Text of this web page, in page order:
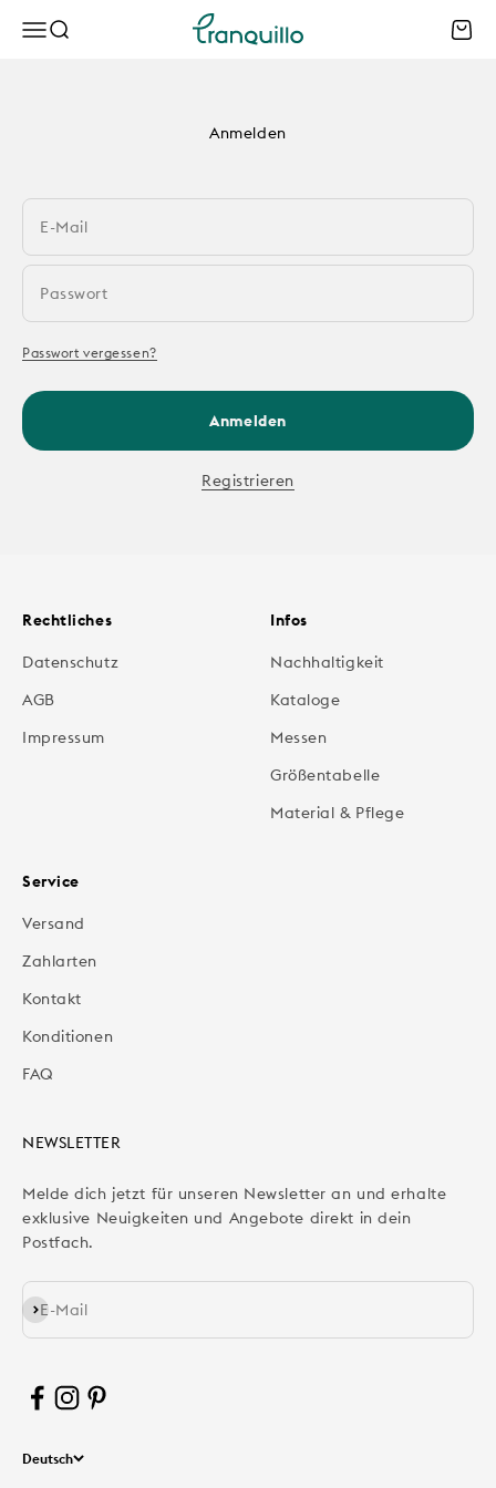
MenüSuche Tranquillo B2B
Anmelden
E-Mail
Passwort
Passwort vergessen?
Anmelden
Registrieren
Rechtliches
Datenschutz
AGB
Impressum
Infos
Nachhaltigkeit
Kataloge
Messen
Größentabelle
Material & Pflege
Service
Versand
Zahlarten
Kontakt
Konditionen
FAQ
NEWSLETTER
Melde dich jetzt für unseren Newsletter an und erhalte
exklusive Neuigkeiten und Angebote direkt in dein
Postfach.
E-Mail
Abonnieren
Deutsch